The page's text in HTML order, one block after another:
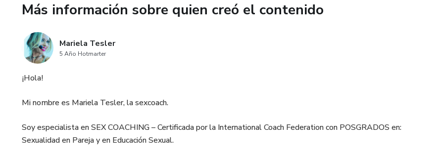
Más información sobre quien creó el contenido
Mariela Tesler
5 Año Hotmarter
¡Hola!
Mi nombre es Mariela Tesler, la sexcoach.
Soy especialista en SEX COACHING – Certificada por la International Coach Federation con POSGRADOS en:
Sexualidad en Pareja y en Educación Sexual.